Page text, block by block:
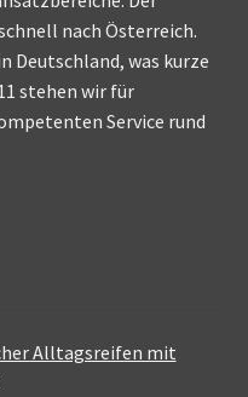
nach Österreich.
Deutschland, was kurze
stehen wir für
Service rund
Alltagsreifen mit